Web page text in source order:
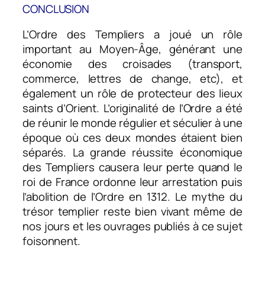
CONCLUSION
L’Ordre des Templiers a joué un rôle
important au Moyen-Âge, générant une
économie des croisades (transport,
commerce, lettres de change, etc), et
également un rôle de protecteur des lieux
saints d’Orient. L’originalité de l’Ordre a été
de réunir le monde régulier et séculier à une
époque où ces deux mondes étaient bien
séparés. La grande réussite économique
des Templiers causera leur perte quand le
roi de France ordonne leur arrestation puis
l’abolition de l’Ordre en 1312. Le mythe du
trésor templier reste bien vivant même de
nos jours et les ouvrages publiés à ce sujet
foisonnent.